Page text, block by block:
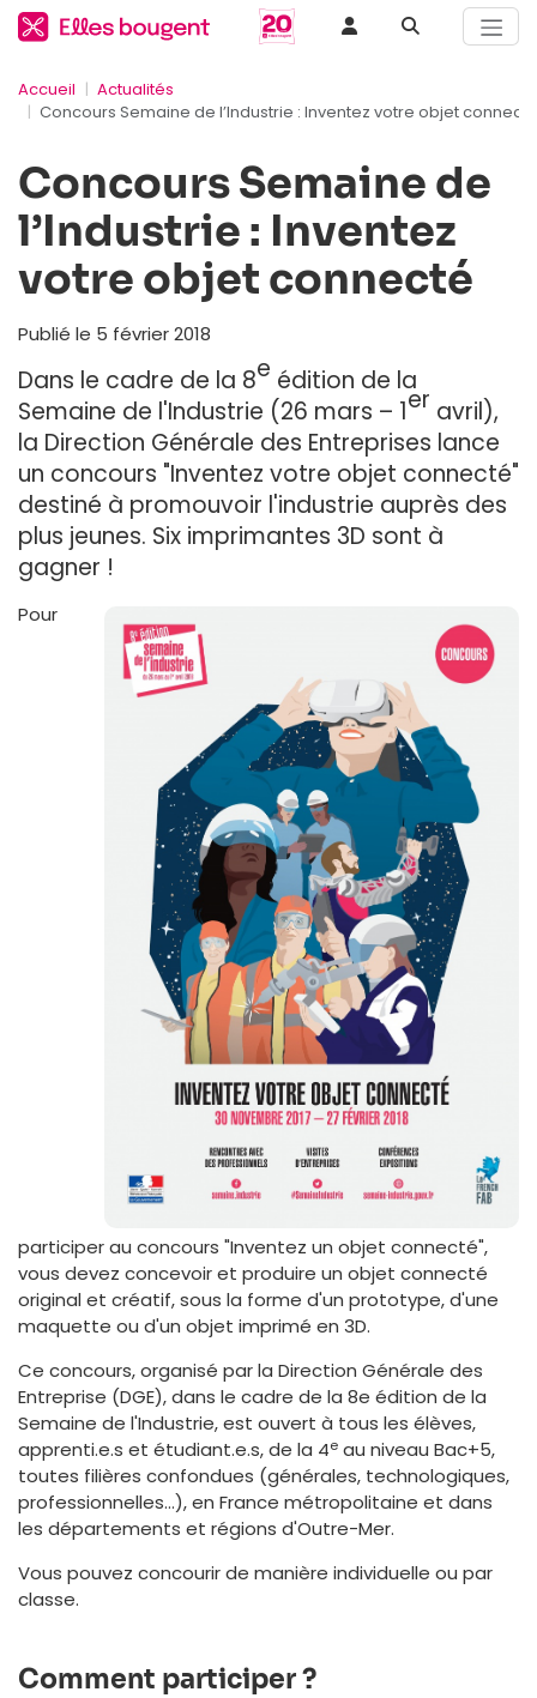
Accueil
Actualités
Concours Semaine de l’Industrie : Inventez votre objet connecté
Concours Semaine de
l’Industrie : Inventez
votre objet connecté
Publié le 5 février 2018
Dans le cadre de la 8e édition de la
Semaine de l'Industrie (26 mars – 1er avril),
la Direction Générale des Entreprises lance
un concours "Inventez votre objet connecté"
destiné à promouvoir l'industrie auprès des
plus jeunes. Six imprimantes 3D sont à
gagner !
Pour
participer au concours "Inventez un objet connecté",
vous devez concevoir et produire un objet connecté
original et créatif, sous la forme d'un prototype, d'une
maquette ou d'un objet imprimé en 3D.
Ce concours, organisé par la Direction Générale des
Entreprise (DGE), dans le cadre de la 8e édition de la
Semaine de l'Industrie, est ouvert à tous les élèves,
apprenti.e.s et étudiant.e.s, de la 4e au niveau Bac+5,
toutes filières confondues (générales, technologiques,
professionnelles…), en France métropolitaine et dans
les départements et régions d'Outre-Mer.
Vous pouvez concourir de manière individuelle ou par
classe.
Comment participer ?